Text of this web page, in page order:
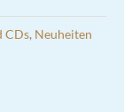
CDs, Neuheiten